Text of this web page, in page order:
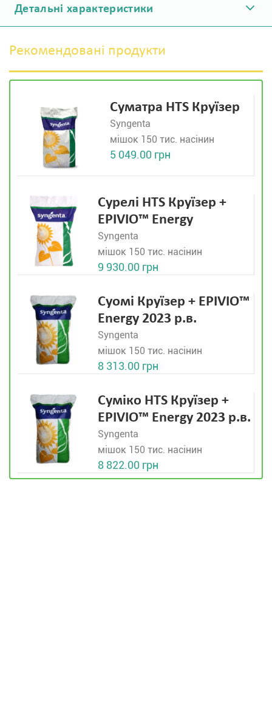
Детальні характеристики
Рекомендовані продукти
Суматра HTS Круїзер
Syngenta
мішок 150 тис. насінин
5 049.00 грн
Сурелі HTS Круїзер +
EPIVIO™ Energy
Syngenta
мішок 150 тис. насінин
9 930.00 грн
Суомі Круїзер + EPIVIO™
Energy 2023 р.в.
Syngenta
мішок 150 тис. насінин
8 313.00 грн
Суміко HTS Круїзер +
EPIVIO™ Energy 2023 р.в.
Syngenta
мішок 150 тис. насінин
8 822.00 грн